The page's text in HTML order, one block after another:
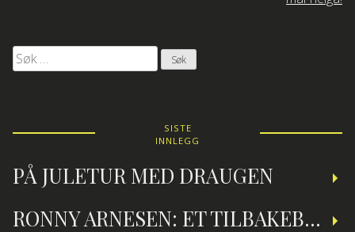
Søk
etter:
SISTE
INNLEGG
PÅ JULETUR MED DRAUGEN
RONNY ARNESEN: ET TILBAKEBLIKK PÅ TEKNISK DYKKING